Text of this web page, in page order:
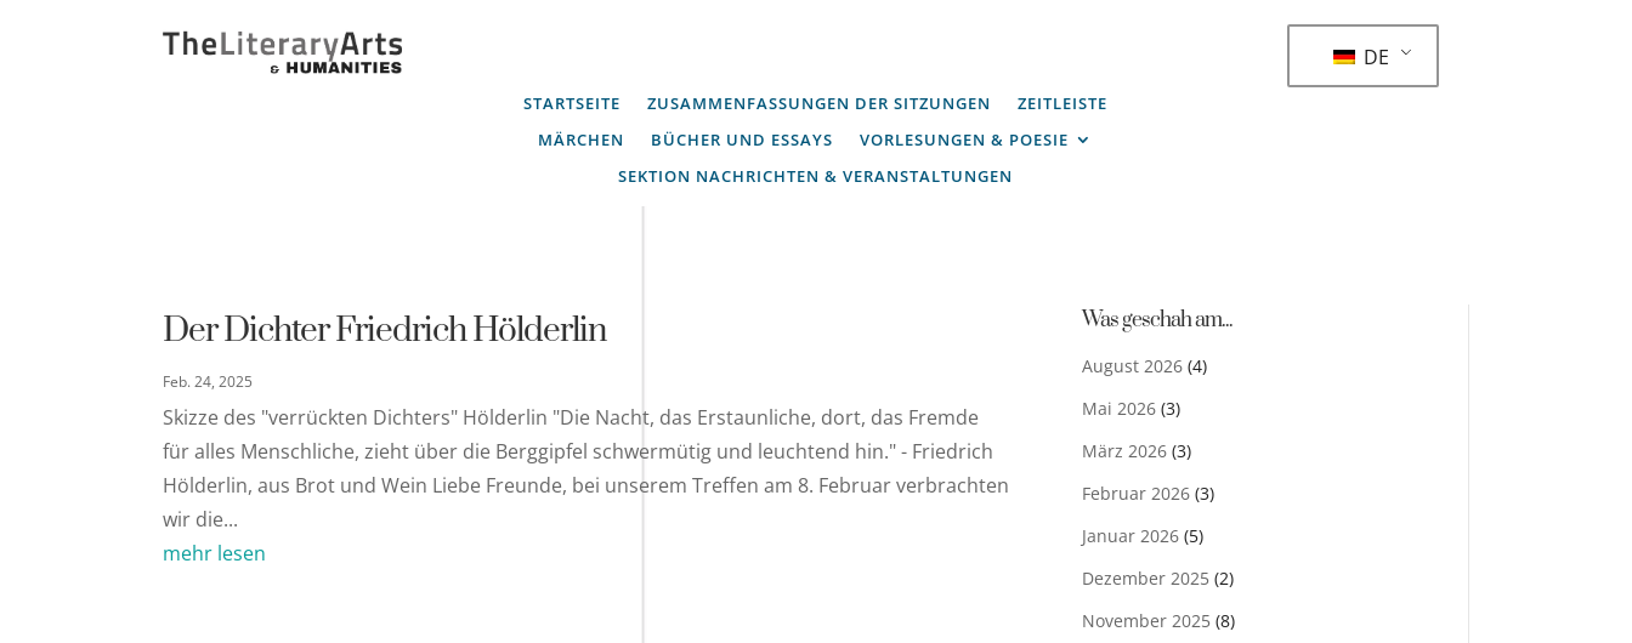
STARTSEITE ZUSAMMENFASSUNGEN DER SITZUNGEN
ZEITLEISTE
MÄRCHEN
BÜCHER UND ESSAYS
VORLESUNGEN & POESIE
SEKTION NACHRICHTEN & VERANSTALTUNGEN
DE
Der Dichter Friedrich Hölderlin
Feb. 24, 2025
Skizze des "verrückten Dichters" Hölderlin "Die Nacht, das Erstaunliche, dort, das Fremde
für alles Menschliche, zieht über die Berggipfel schwermütig und leuchtend hin." - Friedrich
Hölderlin, aus Brot und Wein Liebe Freunde, bei unserem Treffen am 8. Februar verbrachten
wir die...
mehr lesen
Was geschah am...
August 2026(4)
Mai 2026(3)
März 2026(3)
Februar 2026(3)
Januar 2026(5)
Dezember 2025(2)
November 2025(8)